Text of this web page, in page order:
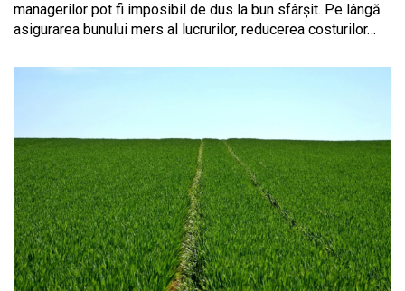
managerilor pot fi imposibil de dus la bun sfârșit. Pe lângă
asigurarea bunului mers al lucrurilor, reducerea costurilor…